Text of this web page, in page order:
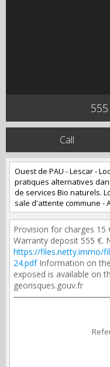
Call
Ouest de PAU - Lescar -
pratiques alternatives
de services Bio naturels.
sale d'attente commune -
Provision for charges
Warranty deposit 555 €.
https://files.netty.immo/
24.pdfInformation on
exposed is available on
georisques.gouv.fr